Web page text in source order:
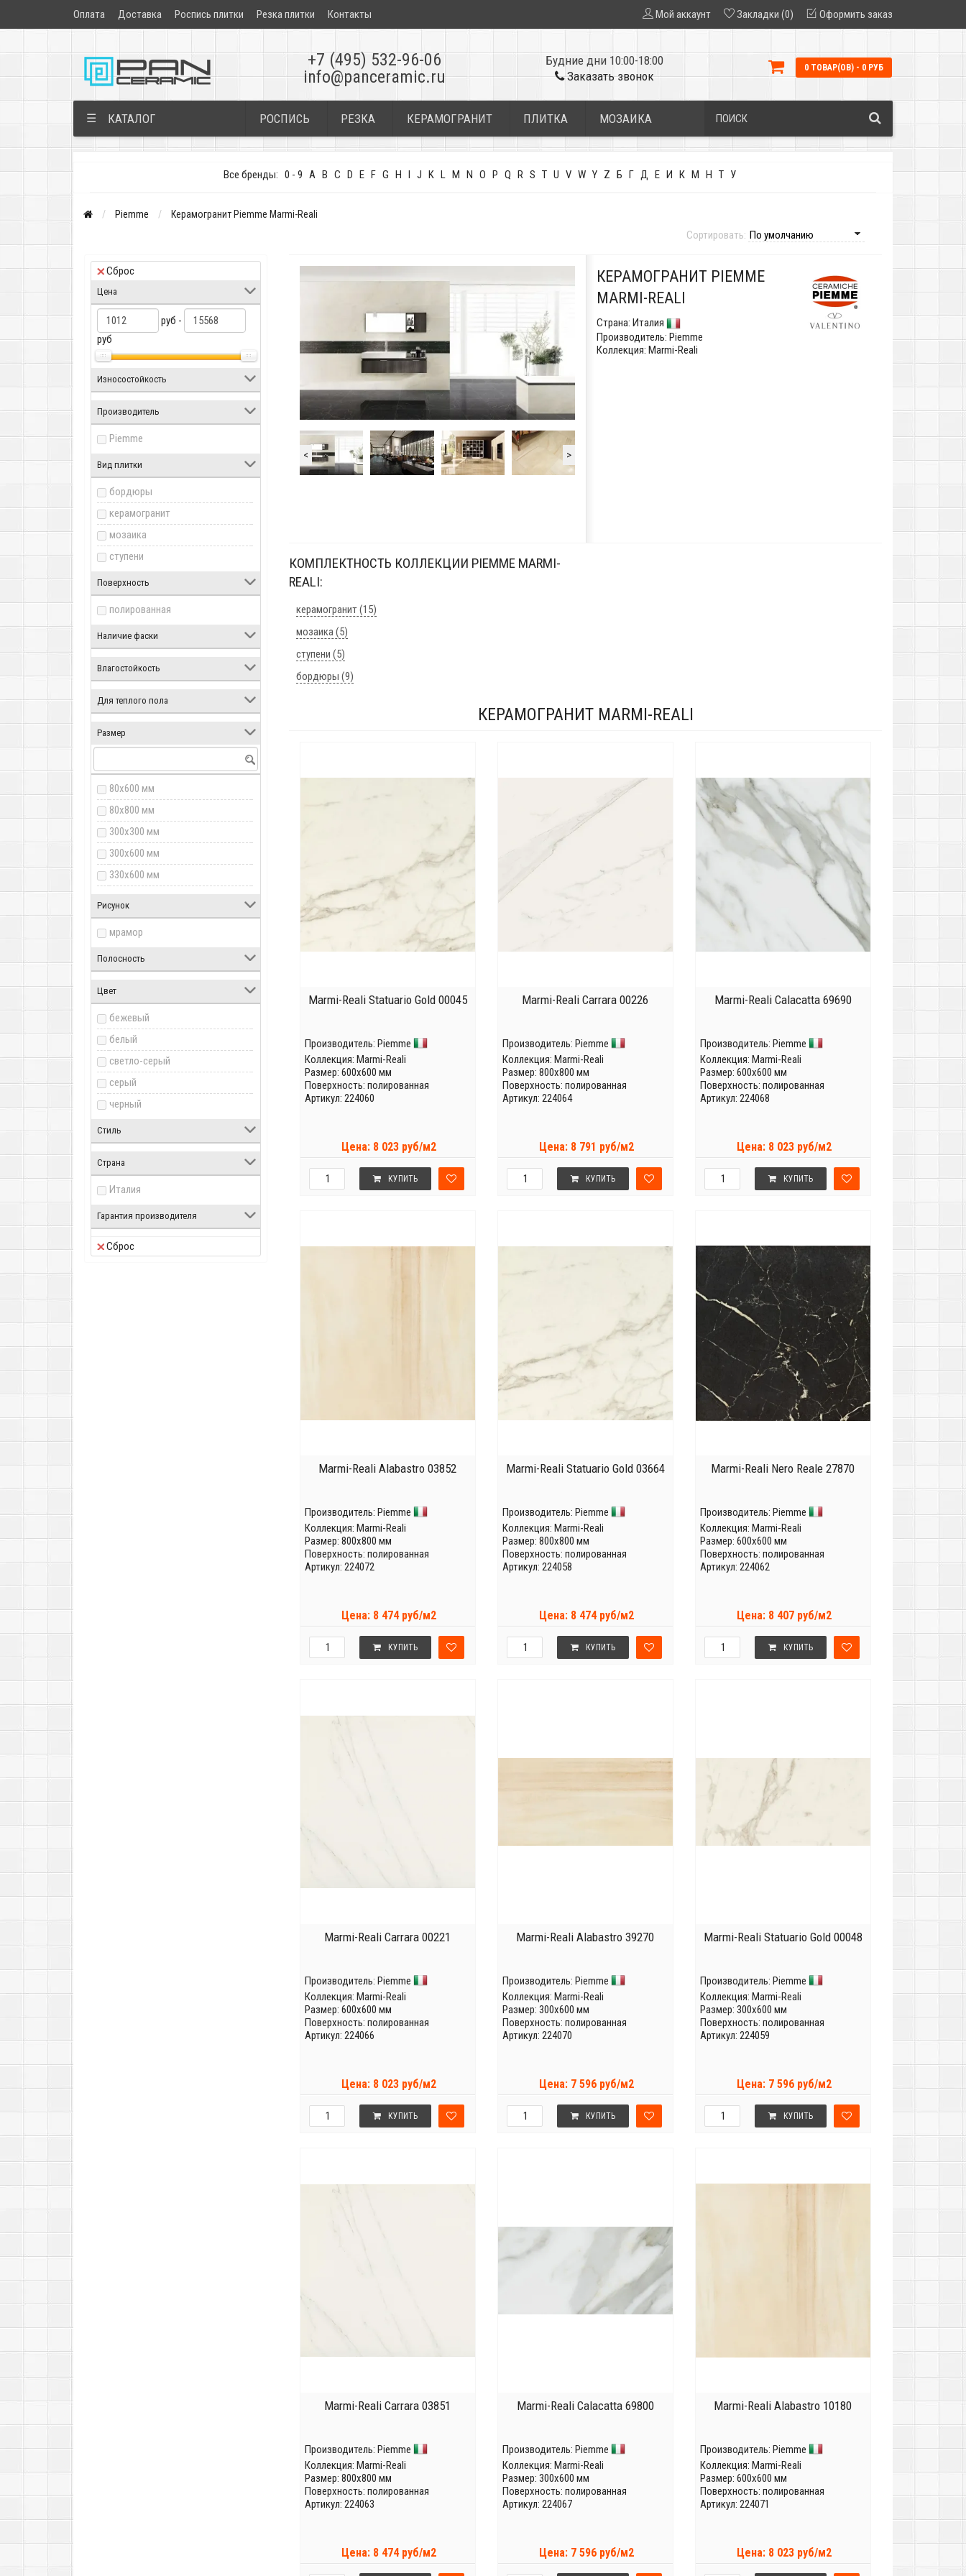
Оплата Доставка Роспись плитки Резка плитки Контакты Мой аккаунт Закладки (0) Оформить заказ
+7 (495) 532-96-06
info@panceramic.ru
Будние дни 10:00-18:00
Заказать звонок
0 ТОВАР(ОВ) - 0 РУБ
☰ КАТАЛОГ РОСПИСЬ РЕЗКА КЕРАМОГРАНИТ ПЛИТКА МОЗАИКА
Все бренды: 0 - 9 A B C D E F G H I J K L M N O P Q R S T U V W Y Z Б Г Д Е И К М Н Т У
Piemme Керамогранит Piemme Marmi-Reali
Сортировать:
Сброс
Цена
руб -
руб
Износостойкость
Производитель
Piemme
Вид плитки
бордюры
керамогранит
мозаика
ступени
Поверхность
полированная
Наличие фаски
Влагостойкость
Для теплого пола
Размер
80x600 мм
80x800 мм
300x300 мм
300x600 мм
330x600 мм
800x800 мм
Рисунок
мрамор
Полосность
Цвет
бежевый
белый
светло-серый
серый
черный
Стиль
Страна
Италия
Гарантия производителя
Сброс
< >
КЕРАМОГРАНИТ PIEMME
MARMI-REALI
Страна: Италия
Производитель: Piemme
Коллекция: Marmi-Reali
КОМПЛЕКТНОСТЬ КОЛЛЕКЦИИ PIEMME MARMI-
REALI:
керамогранит (15)
мозаика (5)
ступени (5)
бордюры (9)
КЕРАМОГРАНИТ MARMI-REALI
Marmi-Reali Statuario Gold 00045
Производитель: Piemme
Коллекция: Marmi-Reali
Размер: 600x600 мм
Поверхность: полированная
Артикул: 224060
Цена: 8 023 руб/м2
КУПИТЬ
Marmi-Reali Carrara 00226
Производитель: Piemme
Коллекция: Marmi-Reali
Размер: 800x800 мм
Поверхность: полированная
Артикул: 224064
Цена: 8 791 руб/м2
КУПИТЬ
Marmi-Reali Calacatta 69690
Производитель: Piemme
Коллекция: Marmi-Reali
Размер: 600x600 мм
Поверхность: полированная
Артикул: 224068
Цена: 8 023 руб/м2
КУПИТЬ
Marmi-Reali Alabastro 03852
Производитель: Piemme
Коллекция: Marmi-Reali
Размер: 800x800 мм
Поверхность: полированная
Артикул: 224072
Цена: 8 474 руб/м2
КУПИТЬ
Marmi-Reali Statuario Gold 03664
Производитель: Piemme
Коллекция: Marmi-Reali
Размер: 800x800 мм
Поверхность: полированная
Артикул: 224058
Цена: 8 474 руб/м2
КУПИТЬ
Marmi-Reali Nero Reale 27870
Производитель: Piemme
Коллекция: Marmi-Reali
Размер: 600x600 мм
Поверхность: полированная
Артикул: 224062
Цена: 8 407 руб/м2
КУПИТЬ
Marmi-Reali Carrara 00221
Производитель: Piemme
Коллекция: Marmi-Reali
Размер: 600x600 мм
Поверхность: полированная
Артикул: 224066
Цена: 8 023 руб/м2
КУПИТЬ
Marmi-Reali Alabastro 39270
Производитель: Piemme
Коллекция: Marmi-Reali
Размер: 300x600 мм
Поверхность: полированная
Артикул: 224070
Цена: 7 596 руб/м2
КУПИТЬ
Marmi-Reali Statuario Gold 00048
Производитель: Piemme
Коллекция: Marmi-Reali
Размер: 300x600 мм
Поверхность: полированная
Артикул: 224059
Цена: 7 596 руб/м2
КУПИТЬ
Marmi-Reali Carrara 03851
Производитель: Piemme
Коллекция: Marmi-Reali
Размер: 800x800 мм
Поверхность: полированная
Артикул: 224063
Цена: 8 474 руб/м2
Marmi-Reali Calacatta 69800
Производитель: Piemme
Коллекция: Marmi-Reali
Размер: 300x600 мм
Поверхность: полированная
Артикул: 224067
Цена: 7 596 руб/м2
Marmi-Reali Alabastro 10180
Производитель: Piemme
Коллекция: Marmi-Reali
Размер: 600x600 мм
Поверхность: полированная
Артикул: 224071
Цена: 8 023 руб/м2